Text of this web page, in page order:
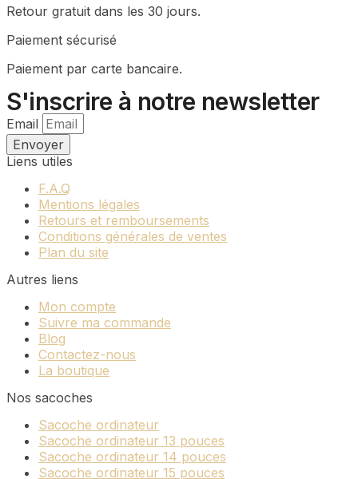
Retour gratuit dans les 30 jours.
Paiement sécurisé
Paiement par carte bancaire.
S'inscrire à notre newsletter
Email
Envoyer
Liens utiles
F.A.Q
Mentions légales
Retours et remboursements
Conditions générales de ventes
Plan du site
Autres liens
Mon compte
Suivre ma commande
Blog
Contactez-nous
La boutique
Nos sacoches
Sacoche ordinateur
Sacoche ordinateur 13 pouces
Sacoche ordinateur 14 pouces
Sacoche ordinateur 15 pouces